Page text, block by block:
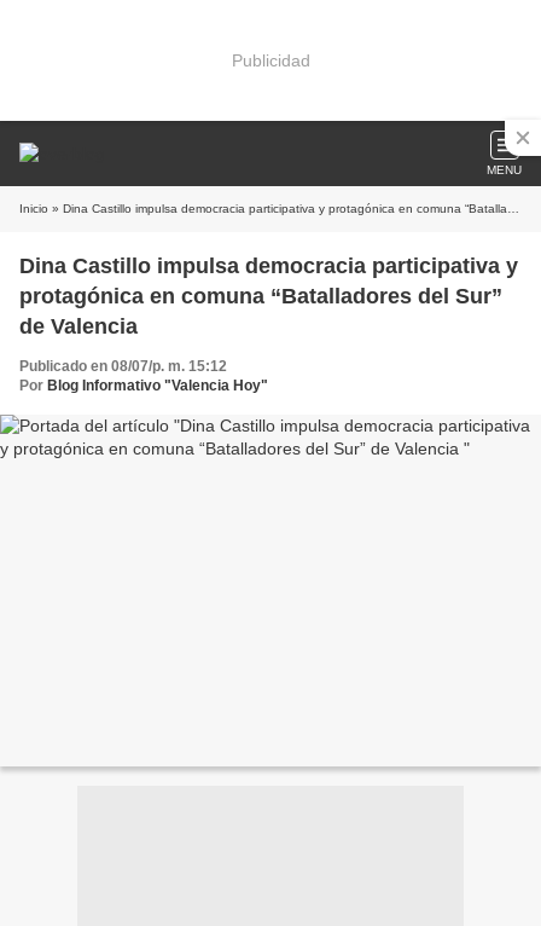
Publicidad
MENU
Inicio » Dina Castillo impulsa democracia participativa y protagónica en comuna “Batalladores del Sur” de Valencia
Dina Castillo impulsa democracia participativa y
protagónica en comuna “Batalladores del Sur”
de Valencia
Publicado en 08/07/p. m. 15:12
Por Blog Informativo "Valencia Hoy"